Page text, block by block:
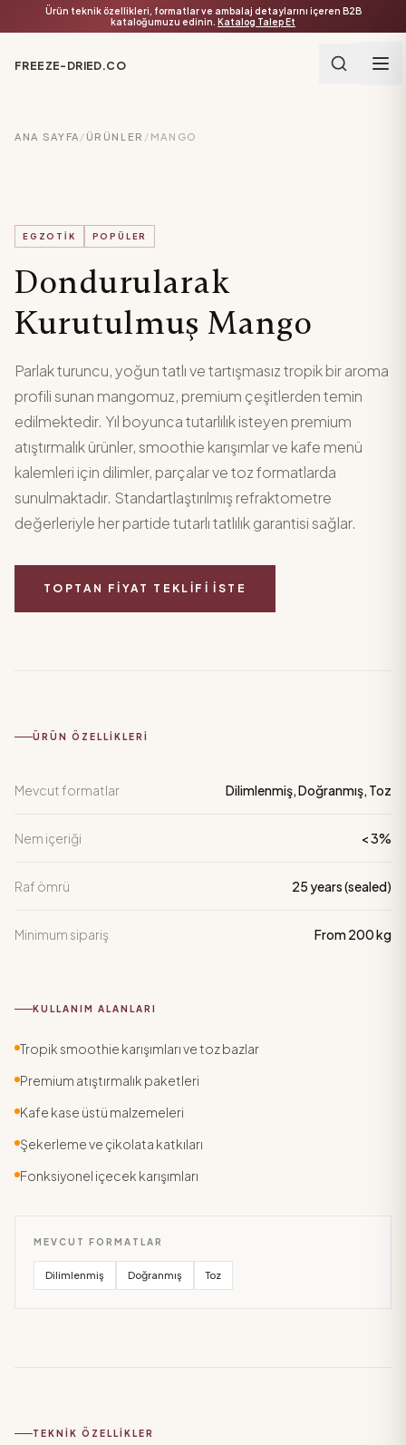
Ürün teknik özellikleri, formatlar ve ambalaj detaylarını içeren B2B
kataloğumuzu edinin. Katalog Talep Et
FREEZE-DRIED.CO
ANA SAYFA / ÜRÜNLER / MANGO
EGZOTIK POPÜLER
Dondurularak
Kurutulmuş Mango
Parlak turuncu, yoğun tatlı ve tartışmasız tropik bir aroma
profili sunan mangomuz, premium çeşitlerden temin
edilmektedir. Yıl boyunca tutarlılık isteyen premium
atıştırmalık ürünler, smoothie karışımlar ve kafe menü
kalemleri için dilimler, parçalar ve toz formatlarda
sunulmaktadır. Standartlaştırılmış refraktometre
değerleriyle her partide tutarlı tatlılık garantisi sağlar.
TOPTAN FIYAT TEKLIFI İSTE
ÜRÜN ÖZELLIKLERI
Mevcut formatlar Dilimlenmiş, Doğranmış, Toz
Nem içeriği < 3%
Raf ömrü 25 years (sealed)
Minimum sipariş From 200 kg
KULLANIM ALANLARI
Tropik smoothie karışımları ve toz bazlar
Premium atıştırmalık paketleri
Kafe kase üstü malzemeleri
Şekerleme ve çikolata katkıları
Fonksiyonel içecek karışımları
MEVCUT FORMATLAR
Dilimlenmiş Doğranmış Toz
TEKNIK ÖZELLIKLER